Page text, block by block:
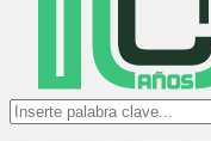
Search
for: